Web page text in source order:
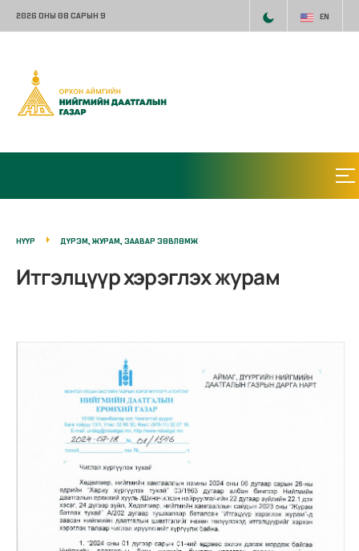
2026 ОНЫ 08 САРЫН 9 EN
НҮҮР ДҮРЭМ, ЖУРАМ, ЗААВАР ЗӨВЛӨМЖ
Итгэлцүүр хэрэглэх журам